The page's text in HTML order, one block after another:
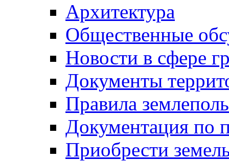
Архитектура
Общественные
Новости в сфере
Документы
Правила
Документация по
Приобрести